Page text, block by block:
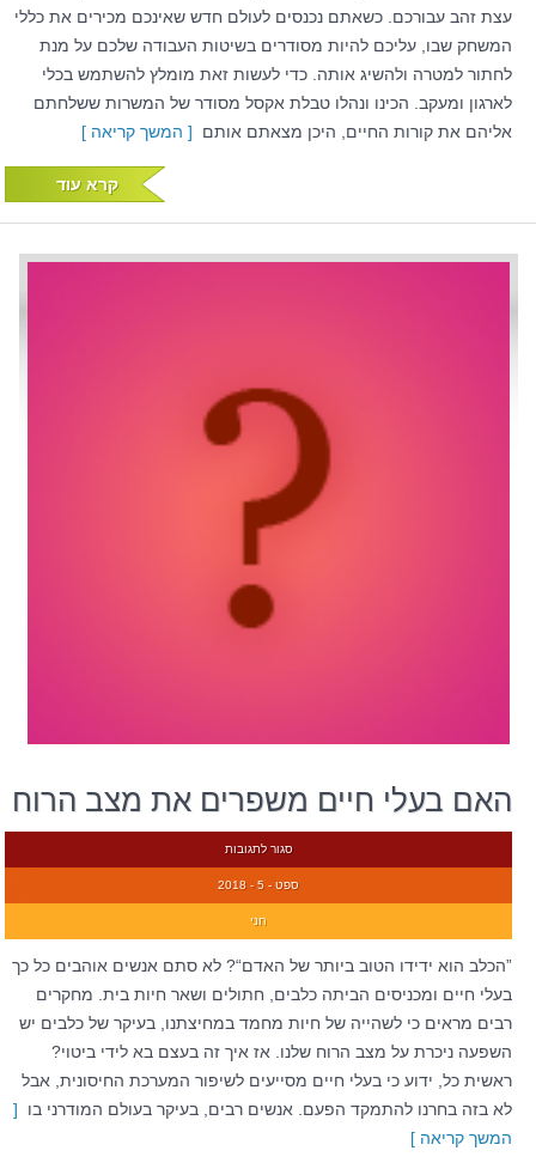
עצת זהב עבורכם. כשאתם נכנסים לעולם חדש שאינכם מכירים את כללי
המשחק שבו, עליכם להיות מסודרים בשיטות העבודה שלכם על מנת
לחתור למטרה ולהשיג אותה. כדי לעשות זאת מומלץ להשתמש בכלי
לארגון ומעקב. הכינו ונהלו טבלת אקסל מסודר של המשרות ששלחתם
אליהם את קורות החיים, היכן מצאתם אותם [ המשך קריאה ]
קרא עוד
האם בעלי חיים משפרים את מצב הרוח
סגור לתגובות
ספט - 5 - 2018
חני
”הכלב הוא ידידו הטוב ביותר של האדם“? לא סתם אנשים אוהבים כל כך
בעלי חיים ומכניסים הביתה כלבים, חתולים ושאר חיות בית. מחקרים
רבים מראים כי לשהייה של חיות מחמד במחיצתנו, בעיקר של כלבים יש
השפעה ניכרת על מצב הרוח שלנו. אז איך זה בעצם בא לידי ביטוי?
ראשית כל, ידוע כי בעלי חיים מסייעים לשיפור המערכת החיסונית, אבל
לא בזה בחרנו להתמקד הפעם. אנשים רבים, בעיקר בעולם המודרני בו [
המשך קריאה ]